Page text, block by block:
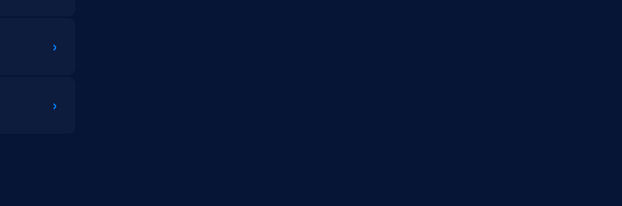
›
›